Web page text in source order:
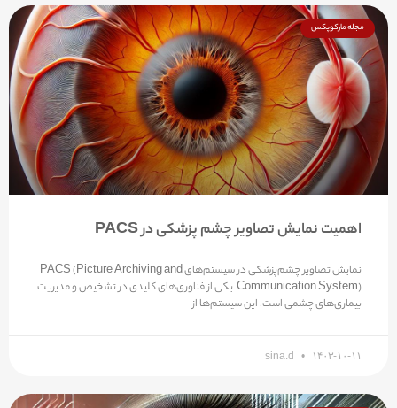
مجله مارکوپکس
اهمیت نمایش تصاویر چشم پزشکی در PACS
نمایش تصاویر چشم‌پزشکی در سیستم‌های PACS (Picture Archiving and
Communication System) یکی از فناوری‌های کلیدی در تشخیص و مدیریت
بیماری‌های چشمی است. این سیستم‌ها از
sina.d ۱۴۰۳-۱۰-۱۱